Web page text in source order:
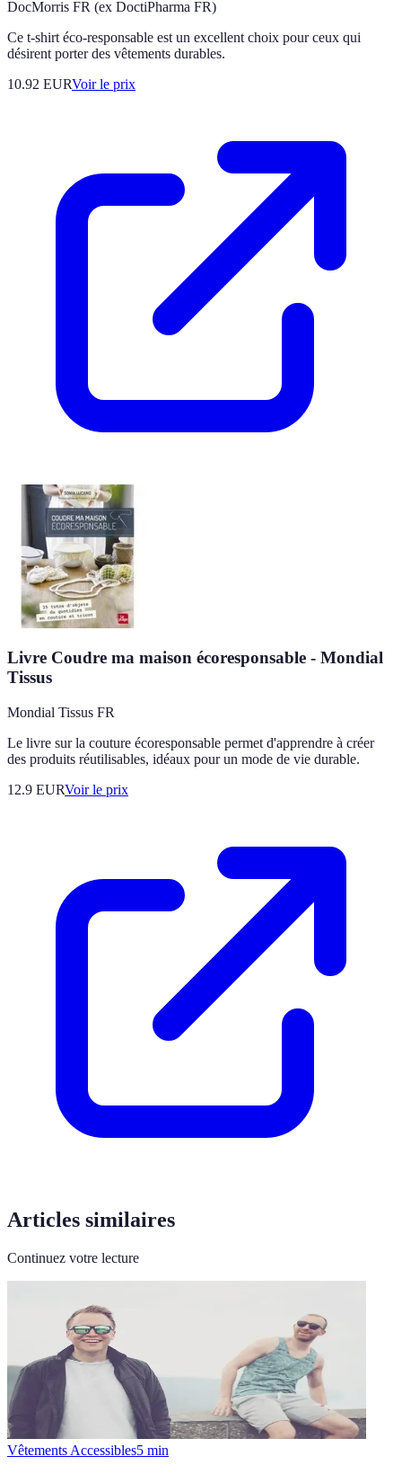
DocMorris FR (ex DoctiPharma FR)
Ce t-shirt éco-responsable est un excellent choix pour ceux qui
désirent porter des vêtements durables.
10.92 EURVoir le prix
Livre Coudre ma maison écoresponsable - Mondial
Tissus
Mondial Tissus FR
Le livre sur la couture écoresponsable permet d'apprendre à créer
des produits réutilisables, idéaux pour un mode de vie durable.
12.9 EURVoir le prix
Articles similaires
Continuez votre lecture
Vêtements Accessibles5 min